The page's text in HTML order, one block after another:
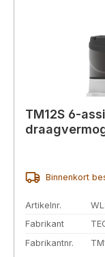
TM12S 6-
Binnenkort
Artikelnr.
Fabrikant
Fabrikantnr.